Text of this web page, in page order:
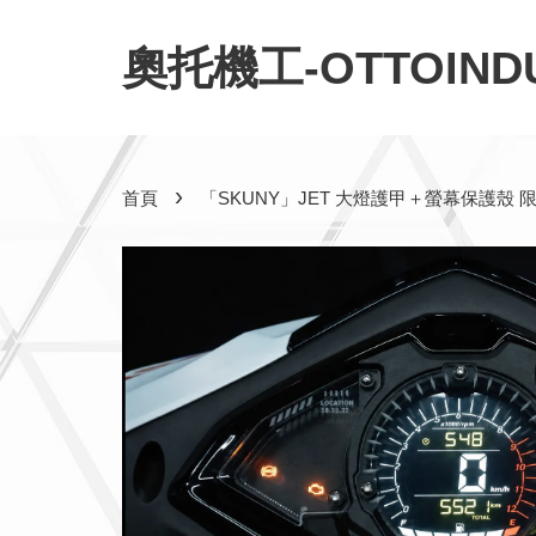
奧托機工-
首頁 › 「SKUNY」JET 大燈護甲＋螢幕保護殼